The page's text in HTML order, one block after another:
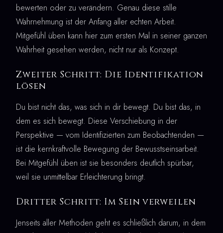
bewerten oder zu verändern. Genau diese stille
Wahrnehmung ist der Anfang aller echten Arbeit.
Mitgefühl üben kann hier zum ersten Mal in seiner ganzen
Wahrheit gesehen werden, nicht nur als Konzept.
Zweiter Schritt: Die Identifikation
lösen
Du bist nicht das, was sich in dir bewegt. Du bist das, in
dem es sich bewegt. Diese Verschiebung in der
Perspektive — vom Identifizierten zum Beobachtenden —
ist die kernkraftvolle Bewegung der Bewusstseinsarbeit.
Bei Mitgefühl üben ist sie besonders deutlich spürbar,
weil sie unmittelbar Erleichterung bringt.
Dritter Schritt: Im Sein verweilen
Jenseits aller Methoden geht es schließlich darum, in dem